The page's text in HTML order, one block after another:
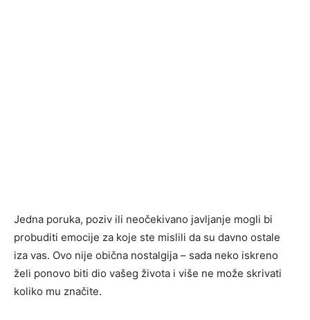
Jedna poruka, poziv ili neočekivano javljanje mogli bi
probuditi emocije za koje ste mislili da su davno ostale
iza vas. Ovo nije obična nostalgija – sada neko iskreno
želi ponovo biti dio vašeg života i više ne može skrivati
koliko mu značite.